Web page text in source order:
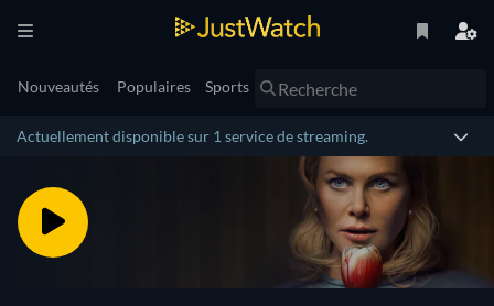
Nouveautés Populaires Sports
Actuellement disponible sur 1 service de streaming.